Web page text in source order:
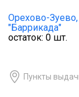
Орехово-Зуево,
"Баррикада"
остаток: 0 шт.
Пункты